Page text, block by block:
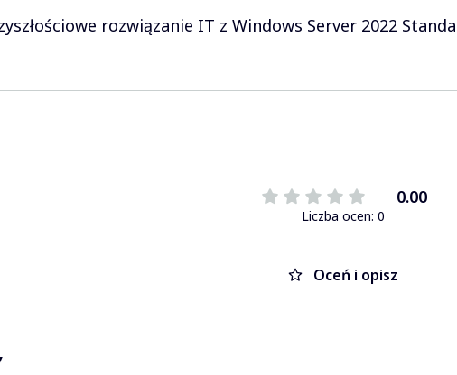
rozwiązanie IT z Windows Server 2022
0.00
Liczba ocen: 0
Oceń i opisz